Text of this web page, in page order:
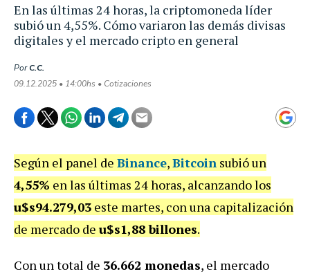
En las últimas 24 horas, la criptomoneda líder
subió un 4,55%. Cómo variaron las demás divisas
digitales y el mercado cripto en general
PorC.C.
09.12.2025 • 14:00hs • Cotizaciones
Según el panel de Binance,Bitcoin subió un
4,55% en las últimas 24 horas, alcanzando los
u$s94.279,03 este martes, con una capitalización
de mercado de u$s1,88 billones.
Con un total de 36.662 monedas, el mercado